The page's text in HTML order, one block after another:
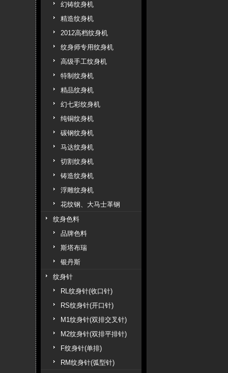
幻铸纹身机
精造纹身机
2012高档纹身机
纹身师专用纹身机
高级手工纹身机
特制纹身机
精品纹身机
幻七彩纹身机
纯铜纹身机
碳钢纹身机
马达纹身机
切割纹身机
铸造纹身机
浮雕纹身机
花纹钢、大马士革钢
纹身色料
品牌色料
斯塔布瑞
银丹斯
纹身针
RL纹身针(收口针)
RS纹身针(开口针)
M1纹身针(双排交叉针)
M2纹身针(双排平排针)
F纹身针(单排)
RM纹身针(弧型针)